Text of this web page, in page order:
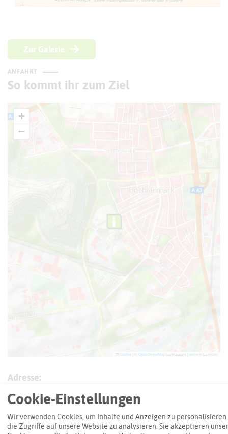
Zur Galerie
ANFAHRT
So kommt ihr zum Ziel
+
−
Leaflet OpenStreetMapcontributors | weitere Lizenzen
Adresse:
Stadtteilpark Hochlarmark (NH)
NH-09 9 NH
45661 Recklinghausen
Cookie-Einstellungen
Wir verwenden Cookies, um Inhalte und Anzeigen zu personalisieren
die Zugriffe auf unsere Website zu analysieren. Sie akzeptieren